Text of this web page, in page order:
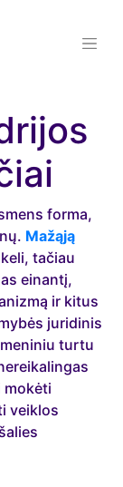
forma,
Mažąją
tačiau
einantį,
ir kitus
juridinis
turtu
mokėti
veiklos